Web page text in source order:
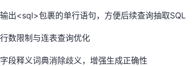
出<sql>包裹的单行语句，方便后续查询抽取SQL
数限制与连表查询优化
段释义词典消除歧义，增强生成正确性